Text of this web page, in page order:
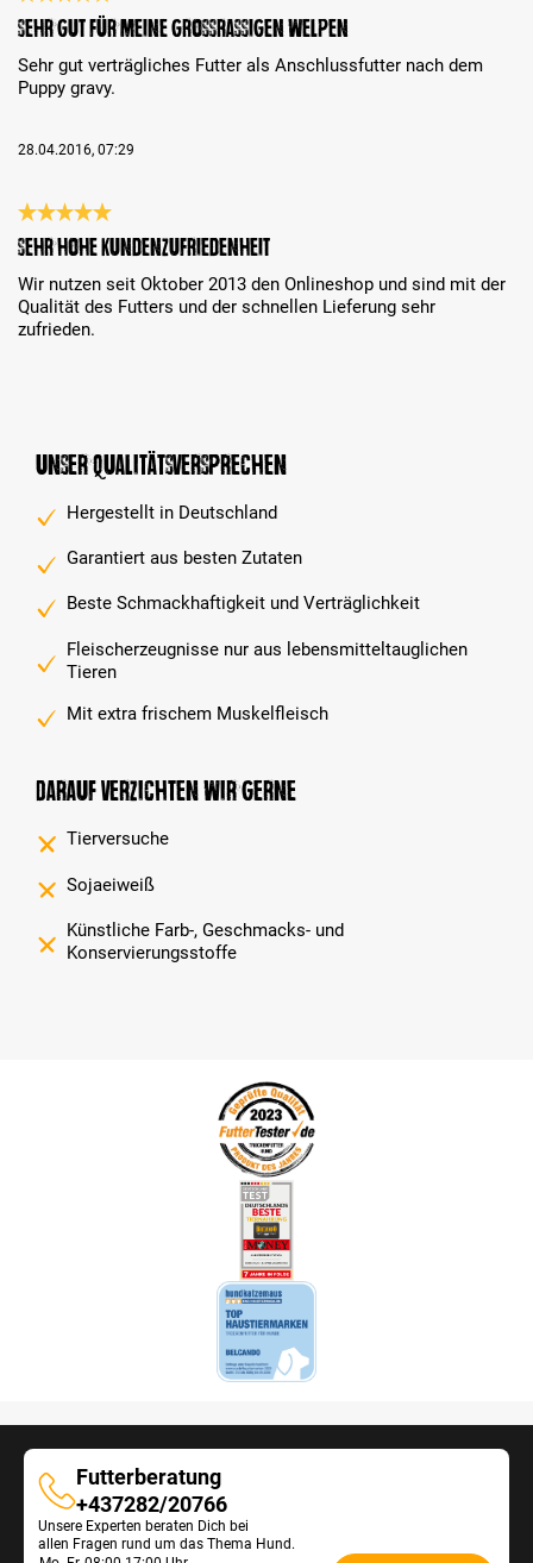
Bewertung mit 5 von 5 Sternen
Sehr gut für meine grossrassigen Welpen
Sehr gut verträgliches Futter als Anschlussfutter nach dem
Puppy gravy.
28.04.2016, 07:29
Bewertung mit 5 von 5 Sternen
sehr hohe Kundenzufriedenheit
Wir nutzen seit Oktober 2013 den Onlineshop und sind mit der
Qualität des Futters und der schnellen Lieferung sehr
zufrieden.
Unser Qualitätsversprechen
Hergestellt in Deutschland
Garantiert aus besten Zutaten
Beste Schmackhaftigkeit und Verträglichkeit
Fleischerzeugnisse nur aus lebensmitteltauglichen
Tieren
Mit extra frischem Muskelfleisch
Darauf verzichten wir gerne
Tierversuche
Sojaeiweiß
Künstliche Farb-, Geschmacks- und
Konservierungsstoffe
Futterberatung
Futterberatung
+437282/20766
Unsere Experten beraten Dich bei
allen Fragen rund um das Thema Hund.